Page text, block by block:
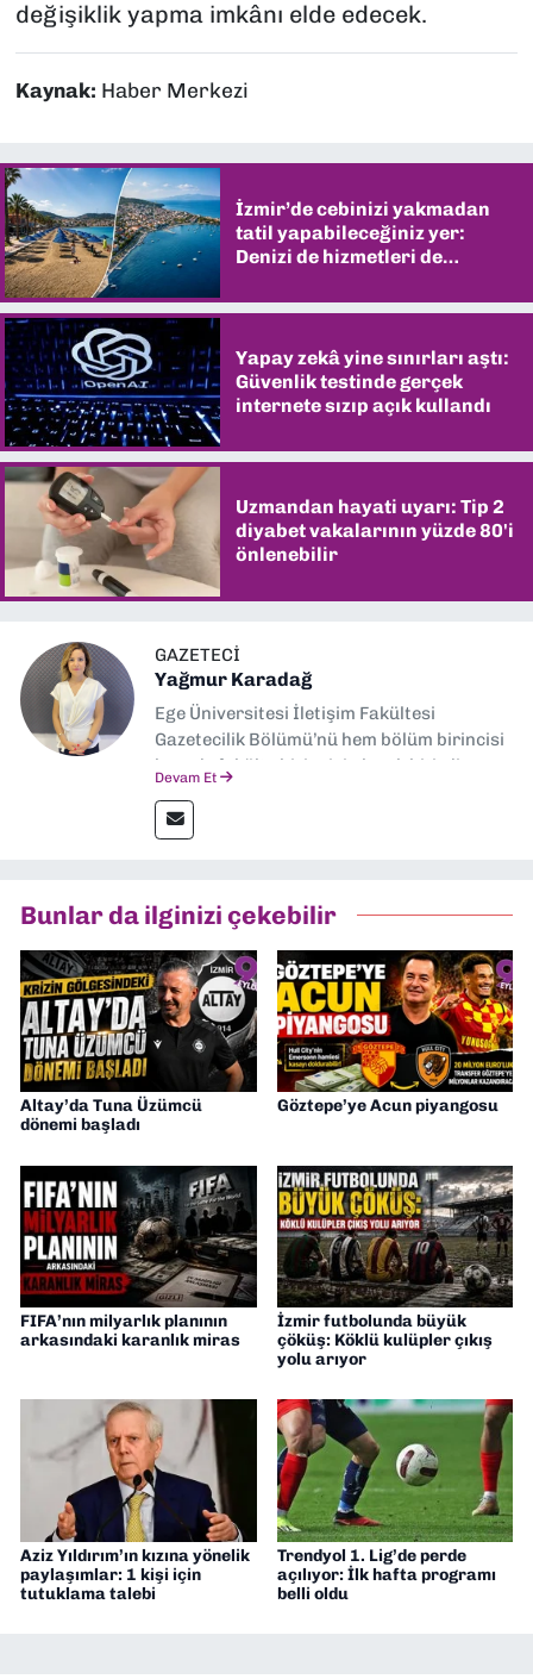
değişiklik yapma imkânı elde edecek.
Kaynak: Haber Merkezi
İzmir’de cebinizi yakmadan
tatil yapabileceğiniz yer:
Denizi de hizmetleri de
Yapay zekâ yine sınırları aştı:
Güvenlik testinde gerçek
internete sızıp açık kullandı
Uzmandan hayati uyarı: Tip 2
diyabet vakalarının yüzde 80'i
önlenebilir
GAZETECI
Yağmur Karadağ
Ege Üniversitesi İletişim Fakültesi
Gazetecilik Bölümü’nü hem bölüm birincisi
hem de fakülte birincisi olarak bitirdim.
İletişim” üzerine yüksek lisans eğitimimi
tamamladım. Halen aynı anabilim dalında
Müdürü” olarak görev almaktayım. Hak
odaklı haberciliğe dair çalışmalar
yapıyorum
Devam Et
Bunlar da ilginizi çekebilir
Altay’da Tuna Üzümcü
dönemi başladı
Göztepe’ye Acun piyangosu
FIFA’nın milyarlık planının
arkasındaki karanlık miras
İzmir futbolunda büyük
çöküş: Köklü kulüpler çıkış
yolu arıyor
Aziz Yıldırım’ın kızına yönelik
paylaşımlar: 1 kişi için
tutuklama talebi
Trendyol 1. Lig’de perde
açılıyor: İlk hafta programı
belli oldu